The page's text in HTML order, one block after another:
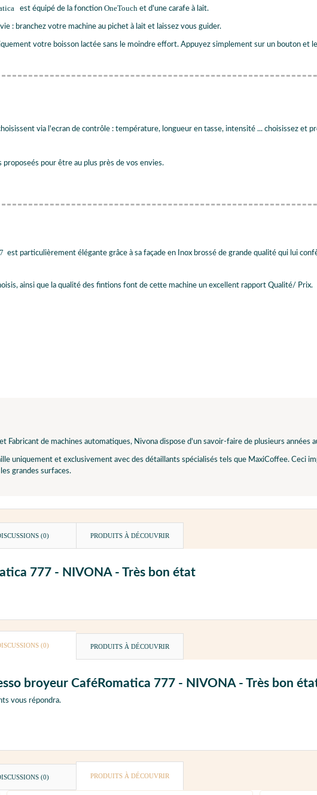
est équipé de la fonction OneTouch et d'une carafe à lait.
: branchez votre machine au pichet à lait et laissez vous guider.
votre boisson lactée sans le moindre effort. Appuyez simplement sur un bouton et
via l'ecran de contrôle : température, longueur en tasse, intensité ... choisissez et
pour être au plus près de vos envies.
est particulièrement élégante grâce à sa façade en Inox brossé de grande qualité qui lui
ainsi que la qualité des fintions font de cette machine un excellent rapport Qualité/ Prix.
Fabricant de machines automatiques, Nivona dispose d'un savoir-faire de plusieurs années
uniquement et exclusivement avec des détaillants spécialisés tels que MaxiCoffee. Ceci
grandes surfaces.
(0) PRODUITS À DÉCOUVRIR
777 - NIVONA - Très bon état
(0) PRODUITS À DÉCOUVRIR
broyeur CaféRomatica 777 - NIVONA - Très bon
vous répondra.
(0) PRODUITS À DÉCOUVRIR